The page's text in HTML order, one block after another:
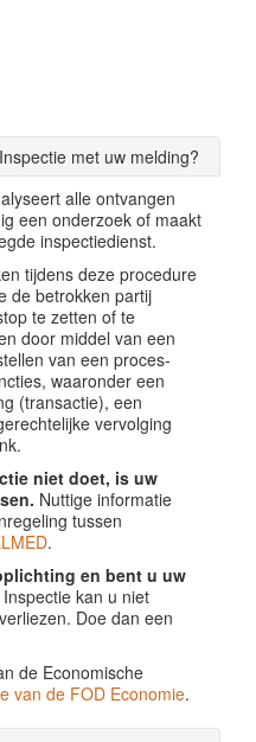
met uw melding?
alle ontvangen
een onderzoek of maakt
inspectiedienst.
tijdens deze procedure
de betrokken partij
te zetten of te
door middel van een
van een proces-
waaronder een
(transactie), een
vervolging
niet doet, is uw
Nuttige informatie
tussen
.
en bent u uw
kan u niet
Doe dan een
de Economische
van de FOD Economie.